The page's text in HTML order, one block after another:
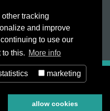
tracking
and improve
to use our
this. More info
marketing
allow cookies
Technik GmbH